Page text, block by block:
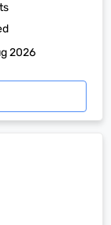
2026